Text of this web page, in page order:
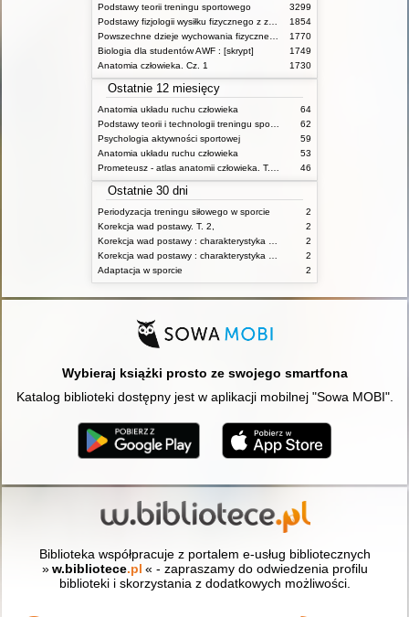
Podstawy teorii treningu sportowego
3299
1854
1770
Biologia dla studentów AWF : [skrypt]
1749
Anatomia człowieka. Cz. 1
1730
Ostatnie 12 miesięcy
Anatomia układu ruchu człowieka
64
62
Psychologia aktywności sportowej
59
Anatomia układu ruchu człowieka
53
46
Ostatnie 30 dni
Periodyzacja treningu siłowego w sporcie
2
Korekcja wad postawy. T. 2,
2
2
2
Adaptacja w sporcie
2
Wybieraj książki prosto ze swojego smartfona
Katalog biblioteki dostępny jest w aplikacji mobilnej "Sowa MOBI".
Biblioteka współpracuje z portalem e-usług bibliotecznych
» w.bibliotece.pl « - zapraszamy do odwiedzenia profilu
biblioteki i skorzystania z dodatkowych możliwości.